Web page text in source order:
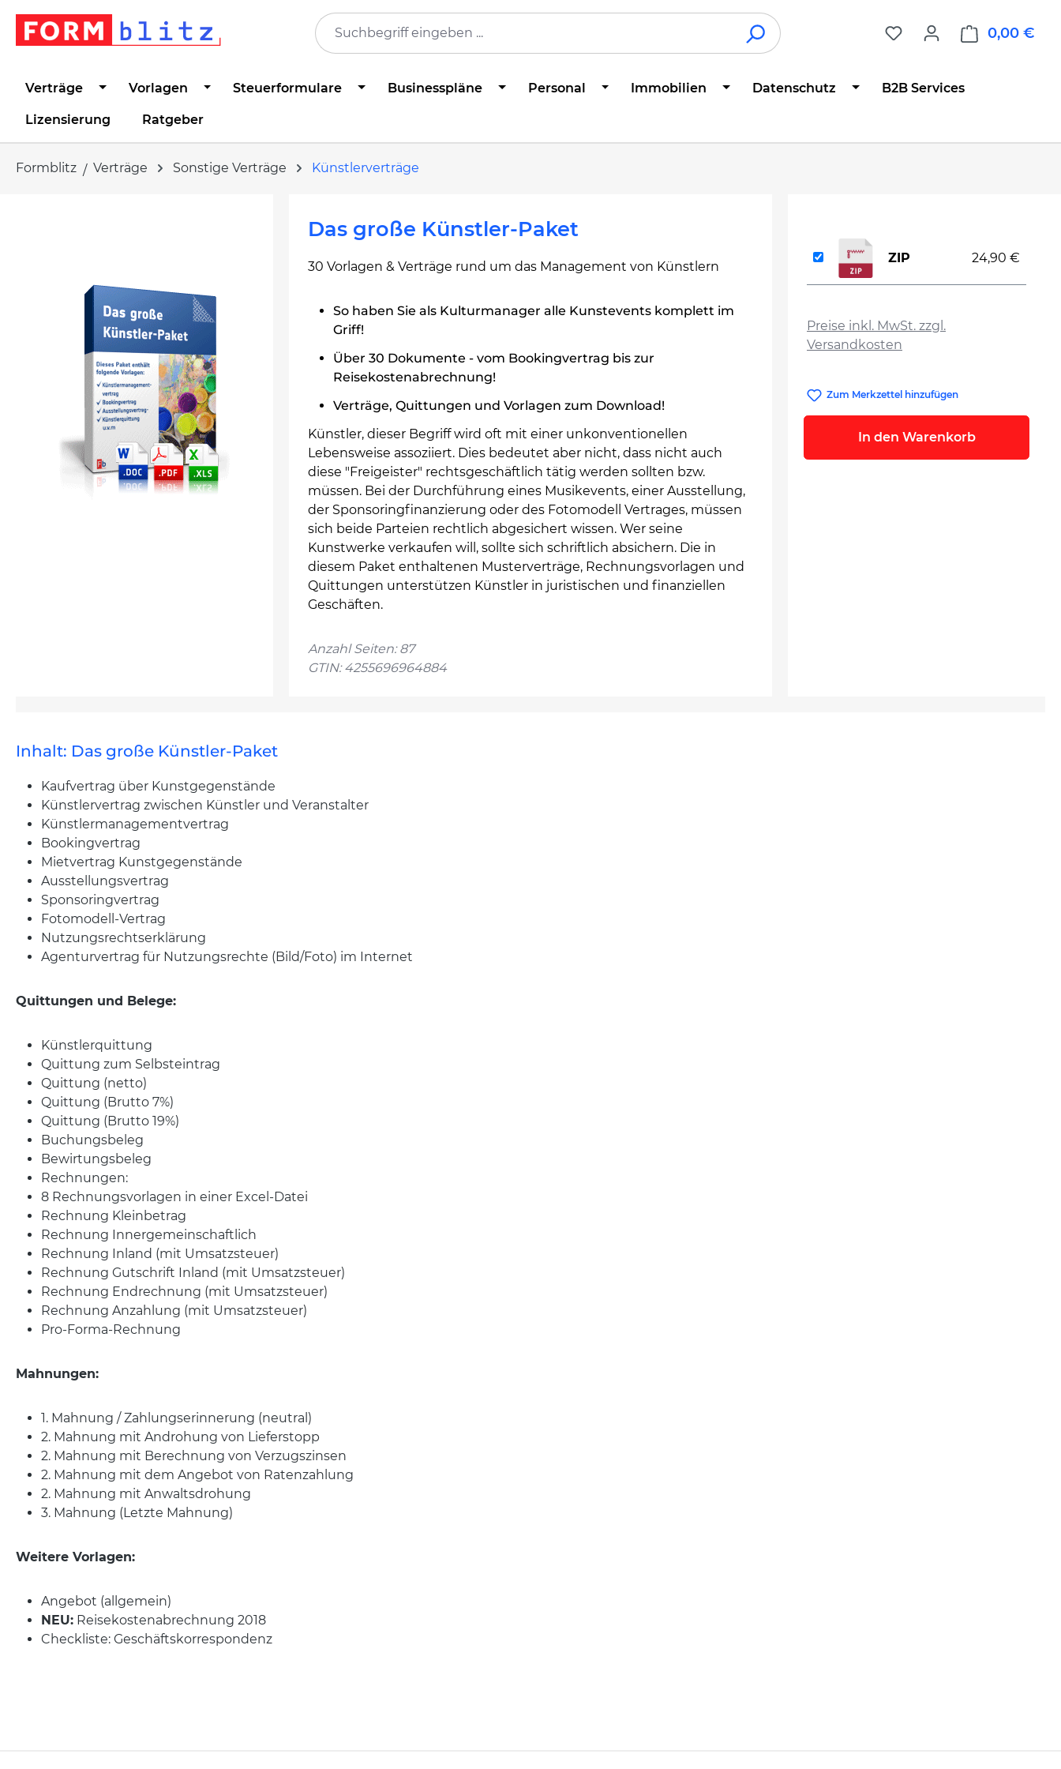
Zur Hauptnavigation springen
0,00 €
Verträge Vorlagen Steuerformulare Businesspläne Personal Immobilien Datenschutz B2B Services
Lizensierung Ratgeber
Formblitz Verträge Sonstige Verträge Künstlerverträge
Das große Künstler-Paket
30 Vorlagen & Verträge rund um das Management von Künstlern
So haben Sie als Kulturmanager alle Kunstevents komplett im
Griff!
Über 30 Dokumente - vom Bookingvertrag bis zur
Reisekostenabrechnung!
Verträge, Quittungen und Vorlagen zum Download!
Künstler, dieser Begriff wird oft mit einer unkonventionellen
Lebensweise assoziiert. Dies bedeutet aber nicht, dass nicht auch
diese "Freigeister" rechtsgeschäftlich tätig werden sollten bzw.
müssen. Bei der Durchführung eines Musikevents, einer Ausstellung,
der Sponsoringfinanzierung oder des Fotomodell Vertrages, müssen
sich beide Parteien rechtlich abgesichert wissen. Wer seine
Kunstwerke verkaufen will, sollte sich schriftlich absichern. Die in
diesem Paket enthaltenen Musterverträge, Rechnungsvorlagen und
Quittungen unterstützen Künstler in juristischen und finanziellen
Geschäften.
Anzahl Seiten: 87
GTIN: 4255696964884
Preise inkl. MwSt. zzgl.
Versandkosten
ZIP 24,90 €
Zum Merkzettel hinzufügen
In den Warenkorb
Inhalt: Das große Künstler-Paket
Kaufvertrag über Kunstgegenstände
Künstlervertrag zwischen Künstler und Veranstalter
Künstlermanagementvertrag
Bookingvertrag
Mietvertrag Kunstgegenstände
Ausstellungsvertrag
Sponsoringvertrag
Fotomodell-Vertrag
Nutzungsrechtserklärung
Agenturvertrag für Nutzungsrechte (Bild/Foto) im Internet
Quittungen und Belege:
Künstlerquittung
Quittung zum Selbsteintrag
Quittung (netto)
Quittung (Brutto 7%)
Quittung (Brutto 19%)
Buchungsbeleg
Bewirtungsbeleg
Rechnungen:
8 Rechnungsvorlagen in einer Excel-Datei
Rechnung Kleinbetrag
Rechnung Innergemeinschaftlich
Rechnung Inland (mit Umsatzsteuer)
Rechnung Gutschrift Inland (mit Umsatzsteuer)
Rechnung Endrechnung (mit Umsatzsteuer)
Rechnung Anzahlung (mit Umsatzsteuer)
Pro-Forma-Rechnung
Mahnungen:
1. Mahnung / Zahlungserinnerung (neutral)
2. Mahnung mit Androhung von Lieferstopp
2. Mahnung mit Berechnung von Verzugszinsen
2. Mahnung mit dem Angebot von Ratenzahlung
2. Mahnung mit Anwaltsdrohung
3. Mahnung (Letzte Mahnung)
Weitere Vorlagen:
Angebot (allgemein)
NEU: Reisekostenabrechnung 2018
Checkliste: Geschäftskorrespondenz